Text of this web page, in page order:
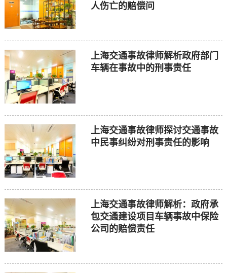
人伤亡的赔偿问
上海交通事故律师解析政府部门
车辆在事故中的刑事责任
上海交通事故律师探讨交通事故
中民事纠纷对刑事责任的影响
上海交通事故律师解析：政府承
包交通建设项目车辆事故中保险
公司的赔偿责任